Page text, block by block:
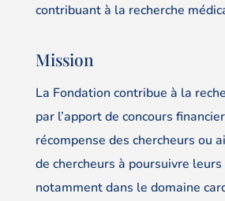
contribuant à la recherche
Mission
La Fondation contribue à la
par l’apport de concours
récompense des chercheurs ou
de chercheurs à poursuivre
notamment dans le domaine